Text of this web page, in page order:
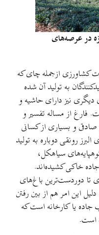
در عرصه‌های
کشاورزی ازجمله چای که
به تولید آن شده
نیز دارای حاشیه و
فارغ از مساله تفسیر و
و بسیاری از کسانی
رونقی دوباره به تولید
سیاهکل،
خاکی کشیده‌اند.
تا دوردست‌ترین باغ‌های
این امر هم از بین رفتن
جاده یا کارخانه است که
است.